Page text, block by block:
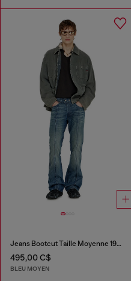
Jeans Bootcut Taille Moyenne 1998 D-Buck
495,00 C$
BLEU MOYEN